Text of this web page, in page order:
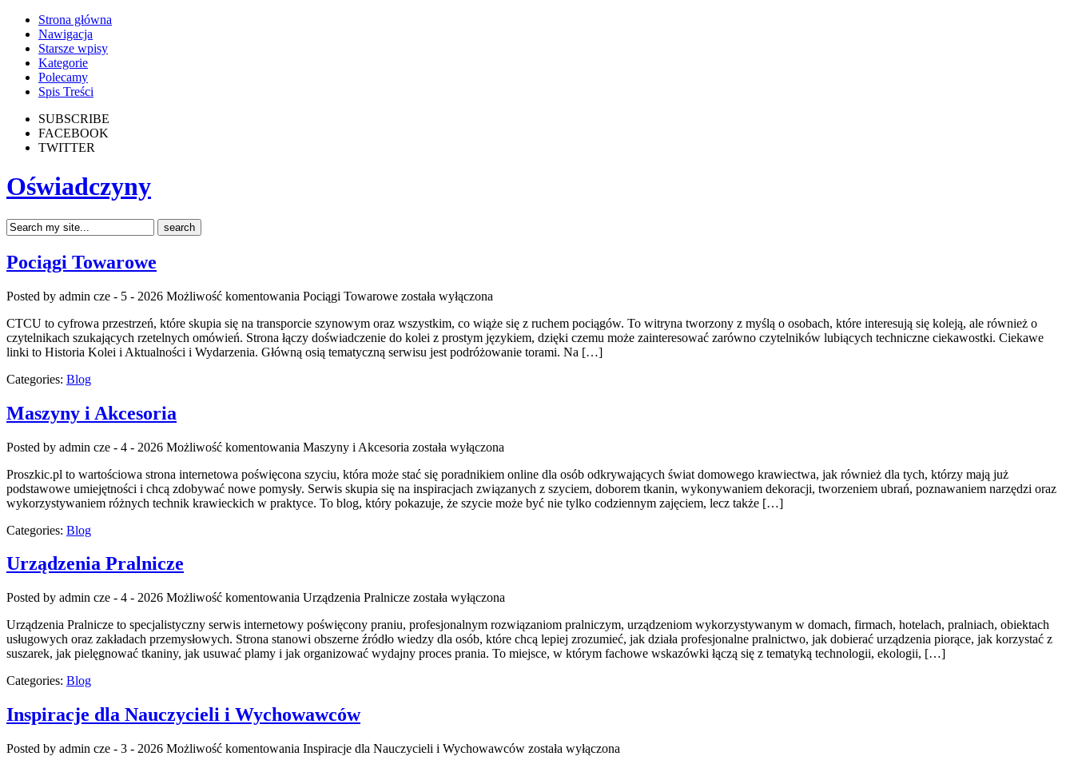
Strona główna
Nawigacja
Starsze wpisy
Kategorie
Polecamy
Spis Treści
SUBSCRIBE
FACEBOOK
TWITTER
Oświadczyny
Pociągi Towarowe
Posted by admin cze - 5 - 2026 Możliwość komentowania Pociągi Towarowe została wyłączona
CTCU to cyfrowa przestrzeń, które skupia się na transporcie szynowym oraz wszystkim, co wiąże się z ruchem pociągów. To witryna tworzony z myślą o osobach, które interesują się koleją, ale również o
czytelnikach szukających rzetelnych omówień. Strona łączy doświadczenie do kolei z prostym językiem, dzięki czemu może zainteresować zarówno czytelników lubiących techniczne ciekawostki. Ciekawe
linki to Historia Kolei i Aktualności i Wydarzenia. Główną osią tematyczną serwisu jest podróżowanie torami. Na […]
Categories: Blog
Maszyny i Akcesoria
Posted by admin cze - 4 - 2026 Możliwość komentowania Maszyny i Akcesoria została wyłączona
Proszkic.pl to wartościowa strona internetowa poświęcona szyciu, która może stać się poradnikiem online dla osób odkrywających świat domowego krawiectwa, jak również dla tych, którzy mają już
podstawowe umiejętności i chcą zdobywać nowe pomysły. Serwis skupia się na inspiracjach związanych z szyciem, doborem tkanin, wykonywaniem dekoracji, tworzeniem ubrań, poznawaniem narzędzi oraz
wykorzystywaniem różnych technik krawieckich w praktyce. To blog, który pokazuje, że szycie może być nie tylko codziennym zajęciem, lecz także […]
Categories: Blog
Urządzenia Pralnicze
Posted by admin cze - 4 - 2026 Możliwość komentowania Urządzenia Pralnicze została wyłączona
Urządzenia Pralnicze to specjalistyczny serwis internetowy poświęcony praniu, profesjonalnym rozwiązaniom pralniczym, urządzeniom wykorzystywanym w domach, firmach, hotelach, pralniach, obiektach
usługowych oraz zakładach przemysłowych. Strona stanowi obszerne źródło wiedzy dla osób, które chcą lepiej zrozumieć, jak działa profesjonalne pralnictwo, jak dobierać urządzenia piorące, jak korzystać z
suszarek, jak pielęgnować tkaniny, jak usuwać plamy i jak organizować wydajny proces prania. To miejsce, w którym fachowe wskazówki łączą się z tematyką technologii, ekologii, […]
Categories: Blog
Inspiracje dla Nauczycieli i Wychowawców
Posted by admin cze - 3 - 2026 Możliwość komentowania Inspiracje dla Nauczycieli i Wychowawców została wyłączona